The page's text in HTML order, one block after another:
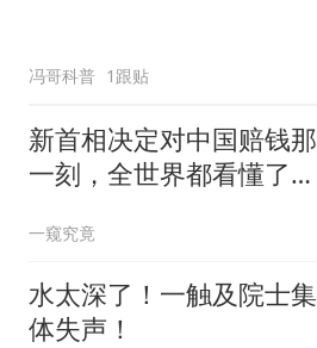
冯哥科普 1跟贴
新首相决定对中国赔钱那
一刻，全世界都看懂了：
一窥究竟
水太深了！一触及院士集
体失声！